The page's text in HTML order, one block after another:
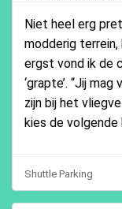
Niet heel erg
modderig
ergst vond ik de
‘grapte’. “Jij
zijn bij het
kies de volgende
Shuttle Parking